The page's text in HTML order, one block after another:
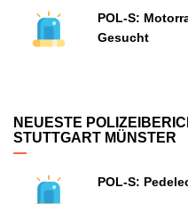
POL-S:
Gesucht
NEUESTE
STUTTGART MÜNSTER
POL-S: